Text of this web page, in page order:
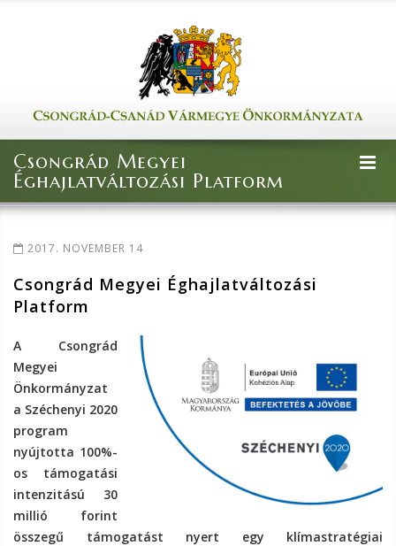
Csongrád Megyei
Éghajlatváltozási Platform
2017. NOVEMBER 14
Csongrád Megyei Éghajlatváltozási
Platform
A Csongrád
Megyei
Önkormányzat
a Széchenyi 2020
program
nyújtotta 100%-
os támogatási
intenzitású 30
millió forint
összegű támogatást nyert egy klímastratégiai